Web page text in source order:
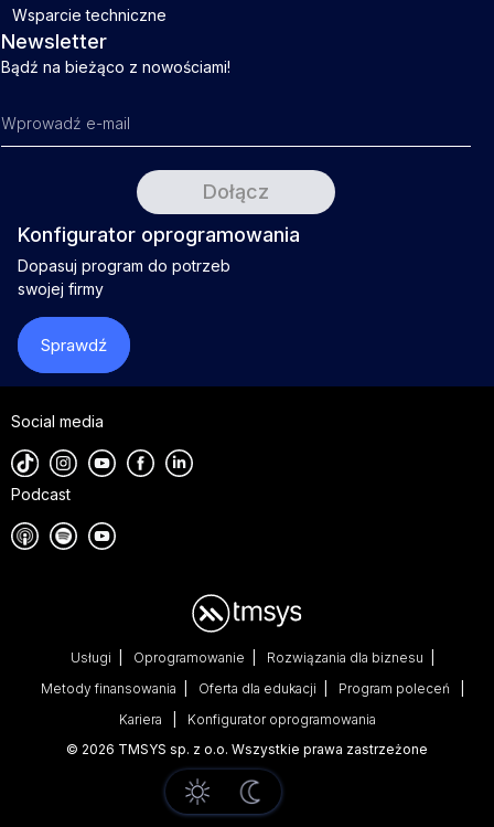
Wsparcie techniczne
Newsletter
Bądź na bieżąco z nowościami!
Konfigurator oprogramowania
Dopasuj program do potrzeb
swojej firmy
Sprawdź
Social media
Podcast
Usługi Oprogramowanie
Rozwiązania dla biznesu
Metody finansowania
Oferta dla edukacji
Program poleceń
Kariera
Konfigurator oprogramowania
© 2026 TMSYS sp. z o.o. Wszystkie prawa zastrzeżone